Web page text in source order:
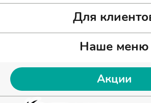
Для
Наше меню
Акции